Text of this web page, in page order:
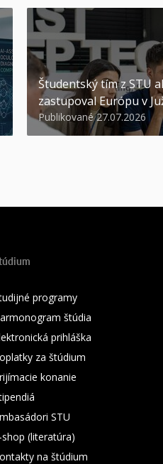
Študentský tím z STU
zastupoval Európu v
Publikované 27.07.2026
programy
štúdia
prihláška
za štúdium
konanie
STU
shop (literatúra)
na štúdium